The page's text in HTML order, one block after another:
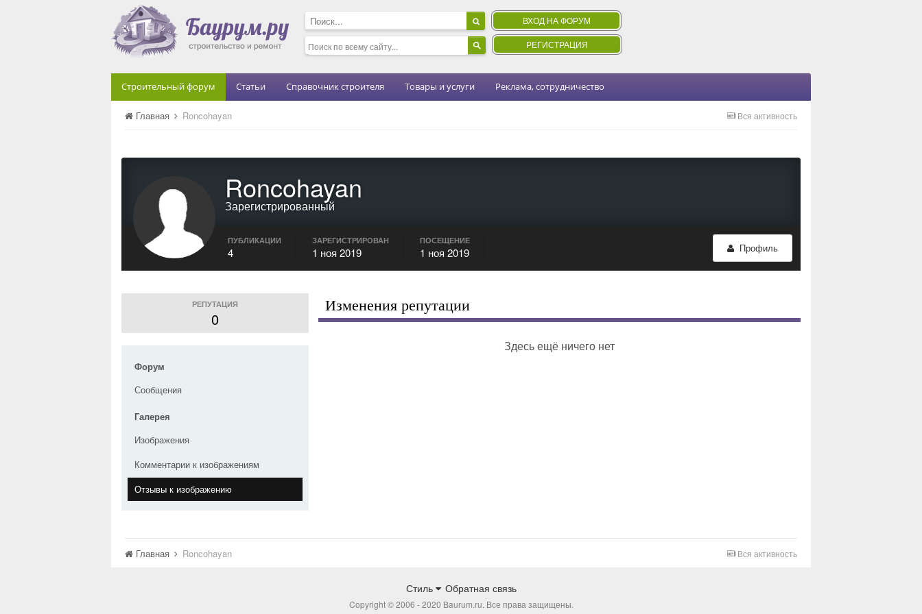
ВХОД НА ФОРУМ
РЕГИСТРАЦИЯ
Строительный форум Статьи Справочник строителя Товары и услуги Реклама, сотрудничество
Вся активность
Главная Roncohayan
Roncohayan
Зарегистрированный
Профиль
ПУБЛИКАЦИИ
4
ЗАРЕГИСТРИРОВАН
1 ноя 2019
ПОСЕЩЕНИЕ
1 ноя 2019
РЕПУТАЦИЯ
0
Форум
Сообщения
Галерея
Изображения
Комментарии к изображениям
Отзывы к изображению
Изменения репутации
Здесь ещё ничего нет
Вся активность
Главная Roncohayan
Стиль Обратная связь
Copyright © 2006 - 2020 Baurum.ru. Все права защищены.